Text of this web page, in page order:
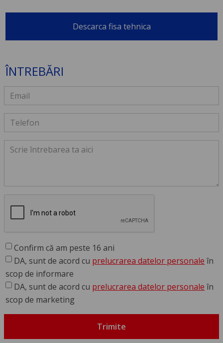
Descarca fisa tehnica
ÎNTREBĂRI
Confirm că am peste 16 ani
DA, sunt de acord cu prelucrarea datelor personale în
scop de informare
DA, sunt de acord cu prelucrarea datelor personale în
scop de marketing
Trimite